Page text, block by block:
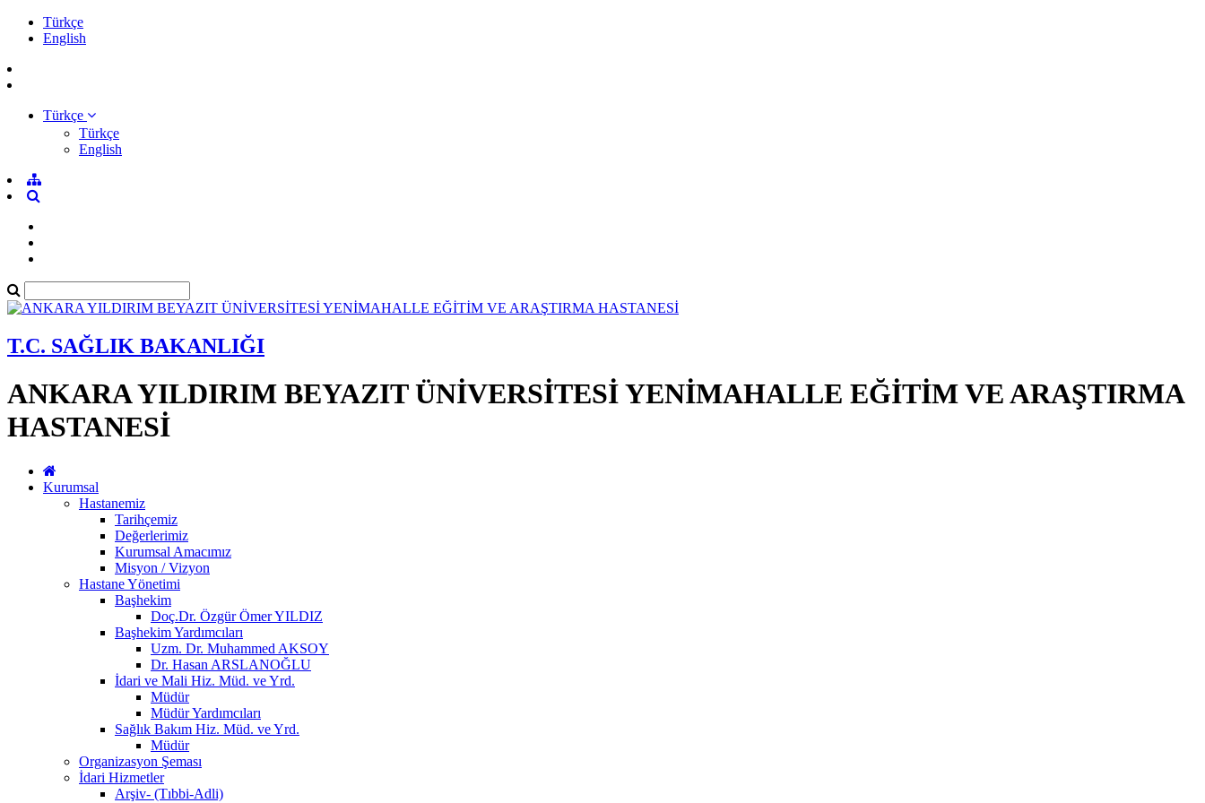
Türkçe
English
Türkçe
Türkçe
English
T.C. SAĞLIK BAKANLIĞI
ANKARA YILDIRIM BEYAZIT ÜNİVERSİTESİ YENİMAHALLE EĞİTİM VE ARAŞTIRMA
HASTANESİ
Kurumsal
Hastanemiz
Tarihçemiz
Değerlerimiz
Kurumsal Amacımız
Misyon / Vizyon
Hastane Yönetimi
Başhekim
Doç.Dr. Özgür Ömer YILDIZ
Başhekim Yardımcıları
Uzm. Dr. Muhammed AKSOY
Dr. Hasan ARSLANOĞLU
İdari ve Mali Hiz. Müd. ve Yrd.
Müdür
Müdür Yardımcıları
Sağlık Bakım Hiz. Müd. ve Yrd.
Müdür
Organizasyon Şeması
İdari Hizmetler
Arşiv- (Tıbbi-Adli)